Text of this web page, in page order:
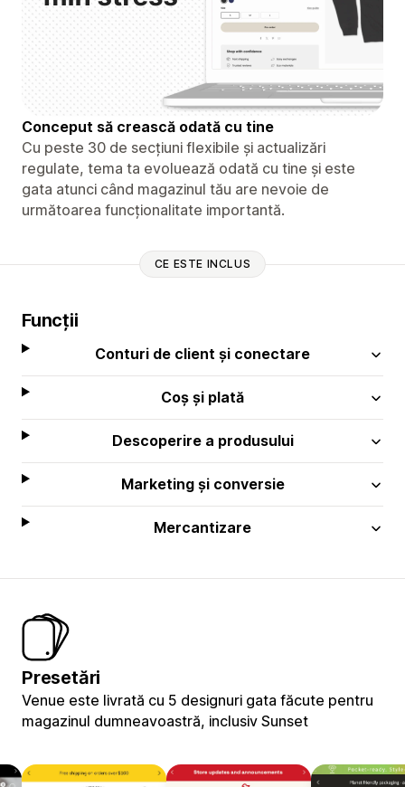
Conceput să crească odată cu tine
Cu peste 30 de secțiuni flexibile și actualizări
regulate, tema ta evoluează odată cu tine și este
gata atunci când magazinul tău are nevoie de
următoarea funcționalitate importantă.
CE ESTE INCLUS
Funcții
Conturi de client și conectare
Coș și plată
Descoperire a produsului
Marketing și conversie
Mercantizare
Presetări
Venue este livrată cu 5 designuri gata făcute pentru
magazinul dumneavoastră, inclusiv Sunset